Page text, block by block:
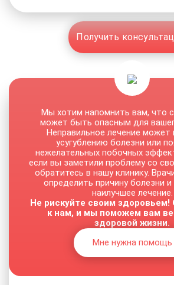
Получить
Мы хотим напомнить вам, что
может быть опасным для
Неправильное лечение может
усугублению болезни или
нежелательных побочных
если вы заметили проблему со
обратитесь в нашу клинику.
определить причину болезни
наилучшее лечение.
Не рискуйте своим
к нам, и мы поможем вам
здоровой жизни.
Мне нужна помощь